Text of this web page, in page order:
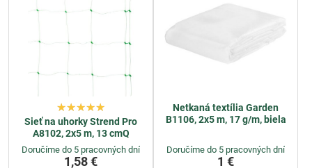
Sieť na uhorky Strend Pro
A8102, 2x5 m, 13 cmQ
Doručíme do 5 pracovných dní
1,58 €
Netkaná textília Garden
B1106, 2x5 m, 17 g/m, biela
Doručíme do 5 pracovných dní
1 €